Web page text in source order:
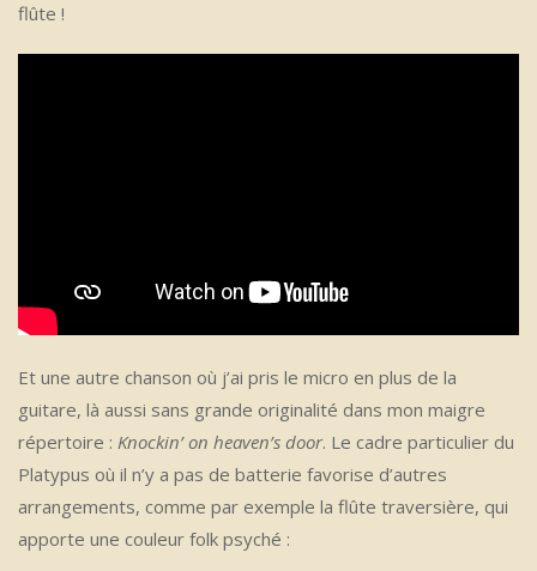
flûte !
Et une autre chanson où j’ai pris le micro en plus de la
guitare, là aussi sans grande originalité dans mon maigre
répertoire : Knockin’ on heaven’s door. Le cadre particulier du
Platypus où il n’y a pas de batterie favorise d’autres
arrangements, comme par exemple la flûte traversière, qui
apporte une couleur folk psyché :